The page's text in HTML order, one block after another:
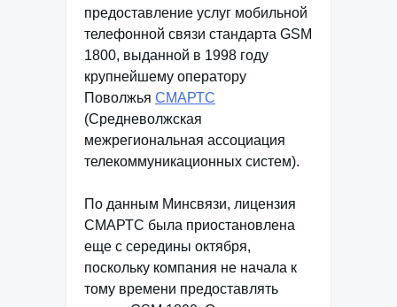
предоставление услуг мобильной
телефонной связи стандарта GSM
1800, выданной в 1998 году
крупнейшему оператору
Поволжья СМАРТС
(Средневолжская
межрегиональная ассоциация
телекоммуникационных систем).
По данным Минсвязи, лицензия
СМАРТС была приостановлена
еще с середины октября,
поскольку компания не начала к
тому времени предоставлять